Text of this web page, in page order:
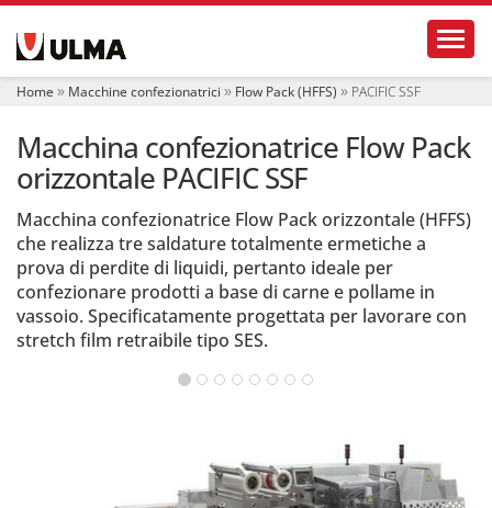
i
Home Macchine confezionatrici Flow Pack (HFFS) PACIFIC SSF
Macchina confezionatrice Flow Pack
orizzontale PACIFIC SSF
Macchina confezionatrice Flow Pack orizzontale (HFFS)
che realizza tre saldature totalmente ermetiche a
prova di perdite di liquidi, pertanto ideale per
confezionare prodotti a base di carne e pollame in
vassoio. Specificatamente progettata per lavorare con
stretch film retraibile tipo SES.